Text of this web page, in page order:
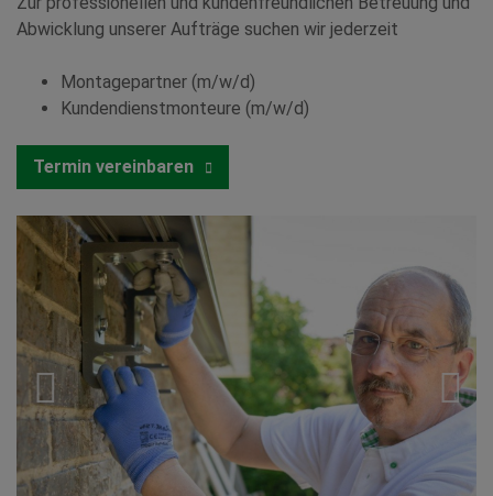
Abwicklung unserer Aufträge suchen wir jederzeit
Montagepartner (m/w/d)
Kundendienstmonteure (m/w/d)
Termin vereinbaren